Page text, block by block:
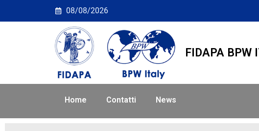
San Donà di Piave
08/08/2026
FIDAPA BPW
Home Contatti News